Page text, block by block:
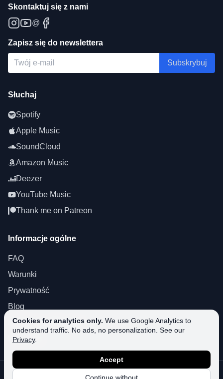
Cookies for analytics only. We use Google Analytics to
understand traffic. No ads, no personalization. See our
Privacy.
Accept
Skontaktuj się z nami
@
Zapisz się do newslettera
Subskrybuj
Słuchaj
Spotify
Apple Music
SoundCloud
Amazon Music
Deezer
YouTube Music
Thank me on Patreon
Informacje ogólne
FAQ
Warunki
Prywatność
Blog
About SoundPlusUA
Wsparcie
SoundPlusUA. Wszelkie prawa zastrzeżone.